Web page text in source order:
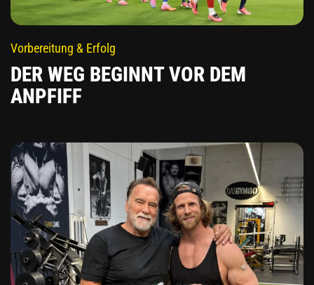
Vorbereitung & Erfolg
DER WEG BEGINNT VOR DEM
ANPFIFF